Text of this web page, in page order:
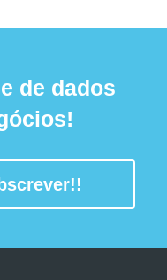
de dados